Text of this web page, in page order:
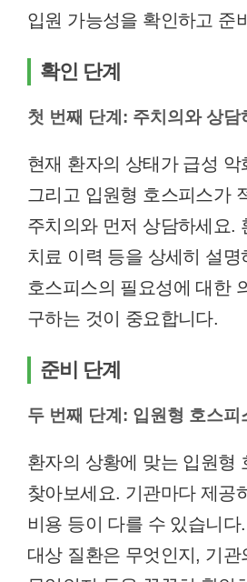
입원 가능성을 확인하고 준
확인 단계
첫 번째 단계: 주치의와 상담
현재 환자의 상태가 급성 악
그리고 입원형 호스피스가
주치의와 먼저 상담하세요.
치료 이력 등을 상세히 설명
호스피스의 필요성에 대한
구하는 것이 중요합니다.
준비 단계
두 번째 단계: 입원형 호스피
환자의 상황에 맞는 입원형
찾아보세요. 기관마다 제공
비용 등이 다를 수 있습니
대상 질환은 무엇인지, 기관